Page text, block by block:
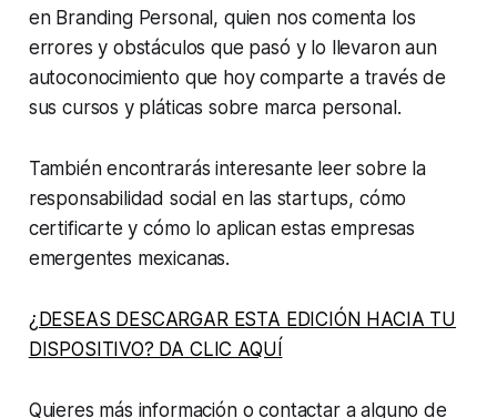
en Branding Personal, quien nos comenta los
errores y obstáculos que pasó y lo llevaron aun
autoconocimiento que hoy comparte a través de
sus cursos y pláticas sobre marca personal.
También encontrarás interesante leer sobre la
responsabilidad social en las startups, cómo
certificarte y cómo lo aplican estas empresas
emergentes mexicanas.
¿DESEAS DESCARGAR ESTA EDICIÓN HACIA TU
DISPOSITIVO? DA CLIC AQUÍ
Quieres más información o contactar a alguno de